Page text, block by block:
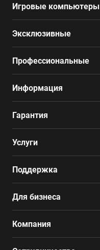
Игровые компьютеры
Эксклюзивные
Профессиональные
Информация
Гарантия
Услуги
Поддержка
Для бизнеса
Компания